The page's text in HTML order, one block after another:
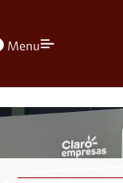
Menu